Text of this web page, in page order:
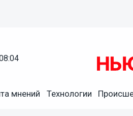
мнений Технологии
и.о главы